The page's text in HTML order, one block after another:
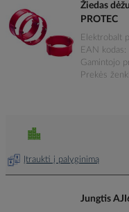
Žiedas
PROTEC
Elektrobalt
EAN kodas
Gamintojo
Prekės
Įtraukti į palyginimą
Jungtis